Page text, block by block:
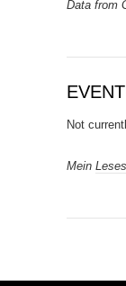
Data from
Not
Mein